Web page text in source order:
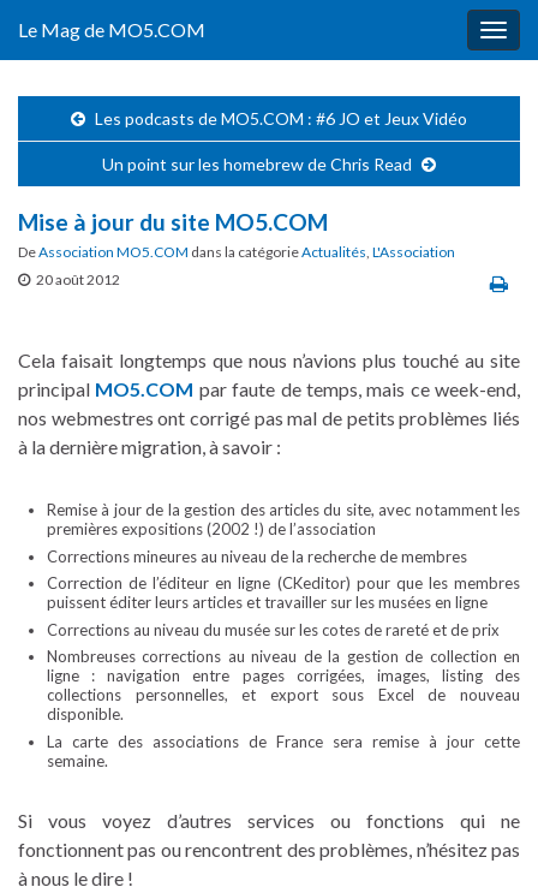
Le Mag de MO5.COM
Les podcasts de MO5.COM : #6 JO et Jeux Vidéo
Un point sur les homebrew de Chris Read
Mise à jour du site MO5.COM
DeAssociation MO5.COM dans la catégorieActualités, L'Association
20 août 2012
Cela faisait longtemps que nous n’avions plus touché au site
principal MO5.COM par faute de temps, mais ce week-end,
nos webmestres ont corrigé pas mal de petits problèmes liés
à la dernière migration, à savoir :
Remise à jour de la gestion des articles du site, avec notamment les
premières expositions (2002 !) de l’association
Corrections mineures au niveau de la recherche de membres
Correction de l’éditeur en ligne (CKeditor) pour que les membres
puissent éditer leurs articles et travailler sur les musées en ligne
Corrections au niveau du musée sur les cotes de rareté et de prix
Nombreuses corrections au niveau de la gestion de collection en
ligne : navigation entre pages corrigées, images, listing des
collections personnelles, et export sous Excel de nouveau
disponible.
La carte des associations de France sera remise à jour cette
semaine.
Si vous voyez d’autres services ou fonctions qui ne
fonctionnent pas ou rencontrent des problèmes, n’hésitez pas
à nous le dire !